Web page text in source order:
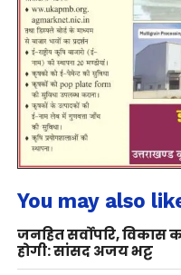
You may also
जनहित सर्वोपरि, विकास
होगी: सांसद अजय भट्ट